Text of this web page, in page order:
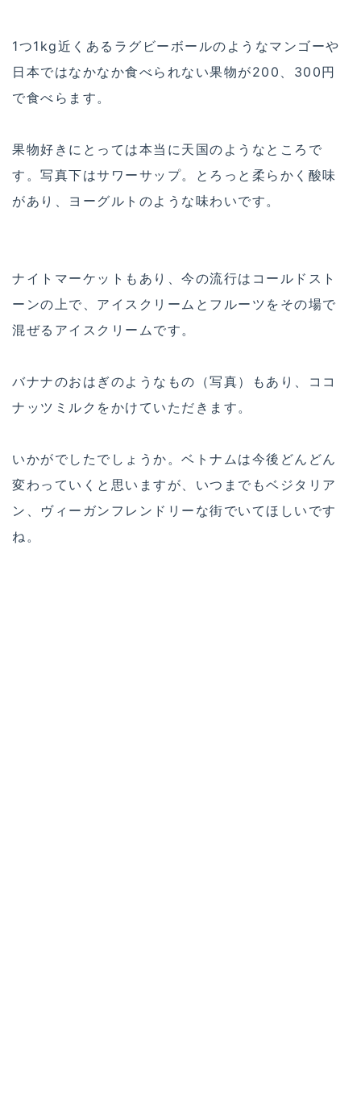
1つ1kg近くあるラグビーボールのようなマンゴーや
日本ではなかなか食べられない果物が200、300円
で食べらます。
果物好きにとっては本当に天国のようなところで
す。写真下はサワーサップ。とろっと柔らかく酸味
があり、ヨーグルトのような味わいです。
ナイトマーケットもあり、今の流行はコールドスト
ーンの上で、アイスクリームとフルーツをその場で
混ぜるアイスクリームです。
バナナのおはぎのようなもの（写真）もあり、ココ
ナッツミルクをかけていただきます。
いかがでしたでしょうか。ベトナムは今後どんどん
変わっていくと思いますが、いつまでもベジタリア
ン、ヴィーガンフレンドリーな街でいてほしいです
ね。